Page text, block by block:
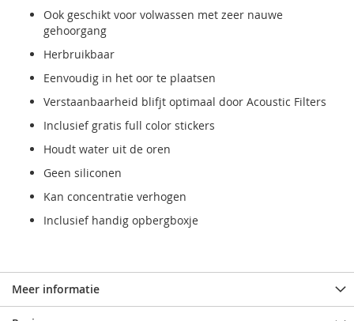
Ook geschikt voor volwassen met zeer nauwe
gehoorgang
Herbruikbaar
Eenvoudig in het oor te plaatsen
Verstaanbaarheid blifjt optimaal door Acoustic Filters
Inclusief gratis full color stickers
Houdt water uit de oren
Geen siliconen
Kan concentratie verhogen
Inclusief handig opbergboxje
Meer informatie